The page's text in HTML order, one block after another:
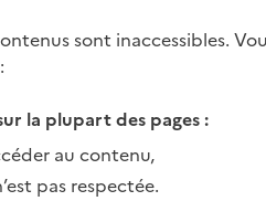
sont inaccessibles.
la plupart des pages :
au contenu,
pas respectée.